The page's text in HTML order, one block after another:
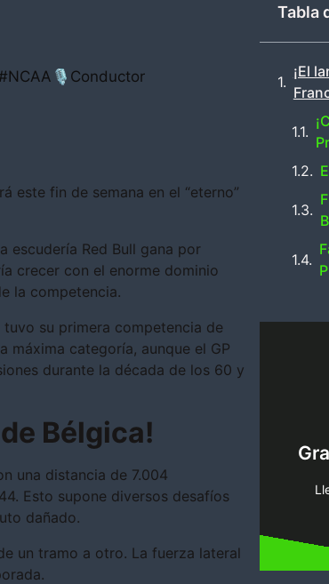
este fin de semana en el “eterno”
escudería Red Bull gana por
crecer con el enorme dominio
la competencia.
tuvo su primera competencia de
máxima categoría, aunque el GP
durante la década de los 60 y
Bélgica!
una distancia de 7.004
Esto supone diversos desafíos
dañado.
un tramo a otro. La fuerza lateral
Tabla
¡El